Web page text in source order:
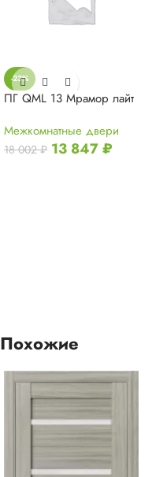
-23%
ПГ QML 13 Мрамор лайт
Межкомнатные двери
18 002₽ 13 847₽
Похожие